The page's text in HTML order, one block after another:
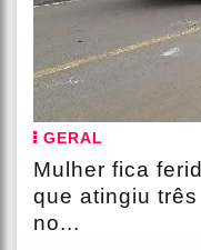
GERAL
Mulher fica
que atingiu
no...